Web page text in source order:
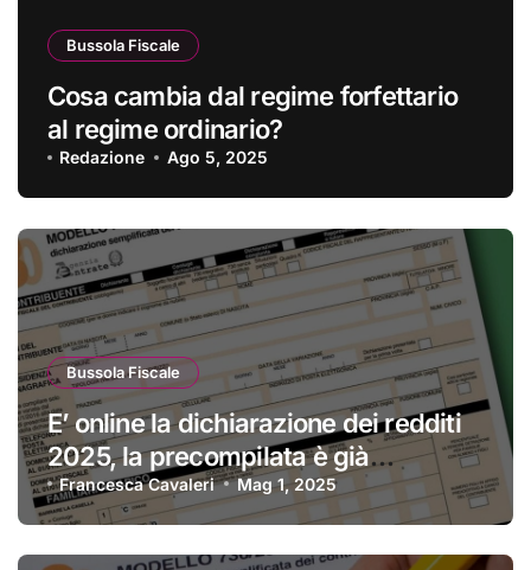
Bussola Fiscale
Cosa cambia dal regime forfettario
al regime ordinario?
Redazione Ago 5, 2025
Bussola Fiscale
E’ online la dichiarazione dei redditi
2025, la precompilata è già
disponibile
Francesca Cavaleri Mag 1, 2025